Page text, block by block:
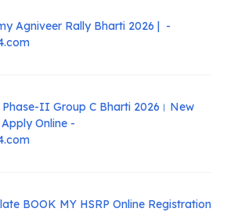
Agniveer Rally Bharti 2026 | -
Phase-II Group C Bharti 2026। New
Online -
BOOK MY HSRP Online Registration